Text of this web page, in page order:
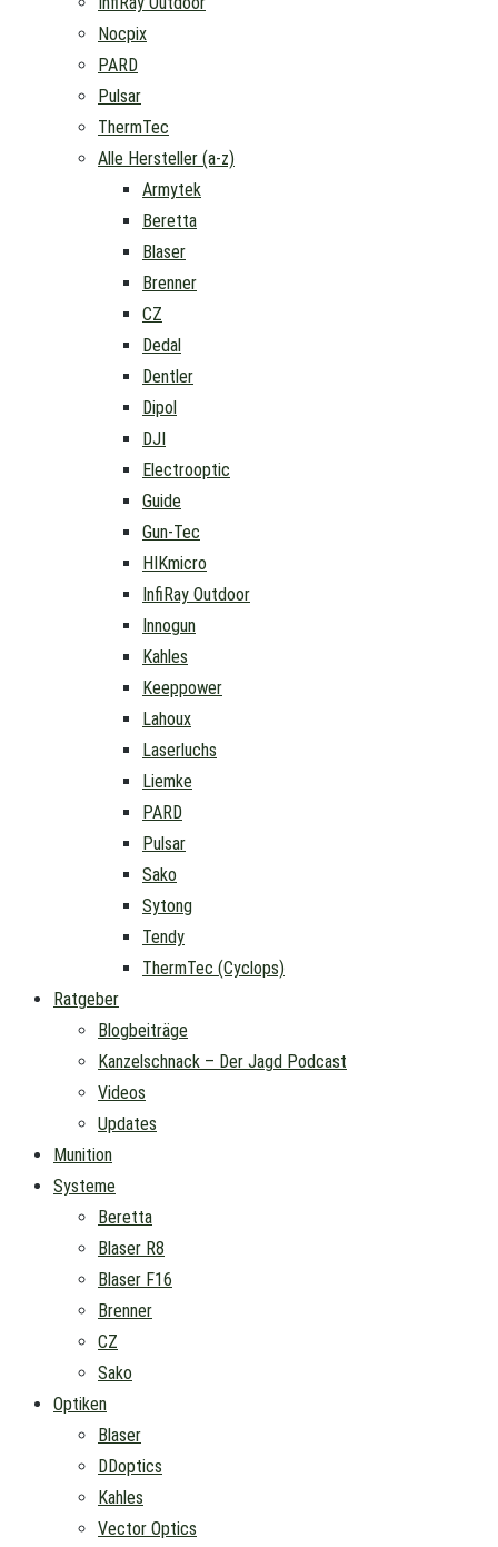
Nocpix
PARD
Pulsar
ThermTec
Alle Hersteller (a-z)
Armytek
Beretta
Blaser
Brenner
CZ
Dedal
Dentler
Dipol
DJI
Electrooptic
Guide
Gun-Tec
HIKmicro
InfiRay Outdoor
Innogun
Kahles
Keeppower
Lahoux
Laserluchs
Liemke
PARD
Pulsar
Sako
Sytong
Tendy
ThermTec (Cyclops)
Ratgeber
Blogbeiträge
Kanzelschnack – Der Jagd Podcast
Videos
Updates
Munition
Systeme
Beretta
Blaser R8
Blaser F16
Brenner
CZ
Sako
Optiken
Blaser
DDoptics
Kahles
Vector Optics